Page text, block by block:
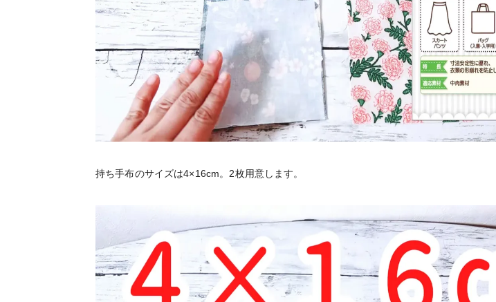
持ち手布のサイズは4×16cm。2枚用意します。